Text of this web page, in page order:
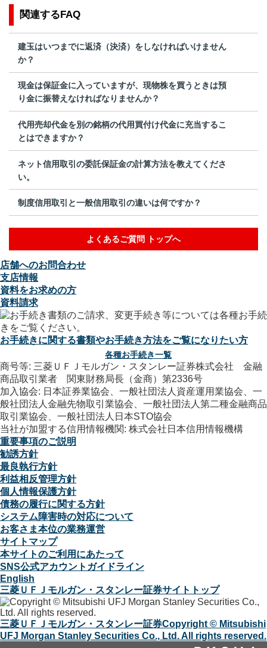
関連するFAQ
建玉はいつまでに返済（決済）をしなければいけません
か？
現金は保証金に入っていますが、現物株を買うときは預
り金に振替えなければなりませんか？
代用売却代金を別の銘柄の代用買付け代金に充当するこ
とはできますか？
ネット信用取引の委託保証金の計算方法を教えてくださ
い。
制度信用取引と一般信用取引の違いは何ですか？
よくあるご質問 トップへ
店舗へのお問合わせ
支店情報
資料をお求めの方
資料請求
お手続きに関する書類やお手続き方法をご覧になりたい方
各種お手続き一覧
商号等: 三菱ＵＦＪモルガン・スタンレー証券株式会社 金融
商品取引業者 関東財務局長（金商）第2336号
加入協会: 日本証券業協会、一般社団法人資産運用業協会、一
般社団法人金融先物取引業協会、一般社団法人第二種金融商品
取引業協会、一般社団法人日本STO協会
当社が加盟する信用情報機関: 株式会社日本信用情報機構
重要事項のご説明
勧誘方針
最良執行方針
利益相反管理方針
個人情報保護方針
債務の履行に関する方針
システム障害時の対応について
お客さま本位の業務運営
サイトマップ
本サイトのご利用にあたって
SNS公式アカウントガイドライン
English
三菱ＵＦＪモルガン・スタンレー証券サイトトップ
三菱ＵＦＪモルガン・スタンレー証券Copyright © Mitsubishi
UFJ Morgan Stanley Securities Co., Ltd. All rights reserved.